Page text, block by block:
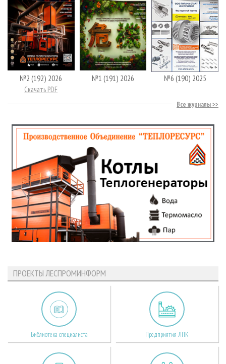
№2 (192) 2026
Скачать PDF
№1 (191) 2026 №6 (190) 2025
Все журналы
ПРОЕКТЫ ЛЕСПРОМИНФОРМ
Библиотека специалиста Предприятия ЛПК